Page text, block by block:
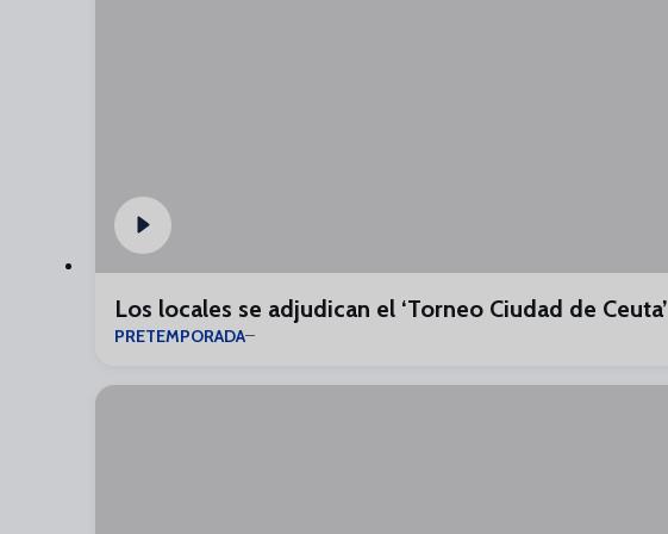
Los locales se adjudican el ‘Torneo Ciudad de Ceuta’
PRETEMPORADA